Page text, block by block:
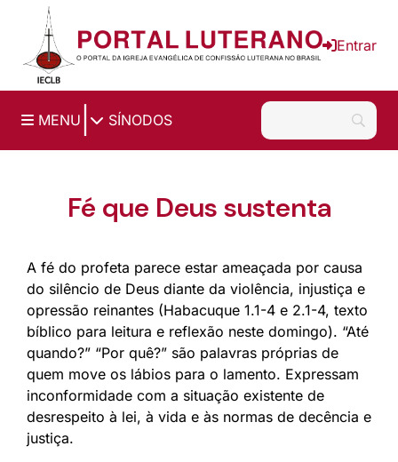
Ir para o conteúdo principal
Entrar
MENU SÍNODOS
Fé que Deus sustenta
A fé do profeta parece estar ameaçada por causa
do silêncio de Deus diante da violência, injustiça e
opressão reinantes (Habacuque 1.1-4 e 2.1-4, texto
bíblico para leitura e reflexão neste domingo). “Até
quando?” “Por quê?” são palavras próprias de
quem move os lábios para o lamento. Expressam
inconformidade com a situação existente de
desrespeito à lei, à vida e às normas de decência e
justiça.